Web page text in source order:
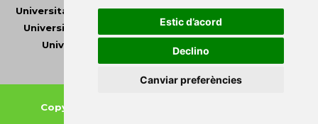
Estic d’acord
Declino
Canviar preferències
Universitat Pompeu Fabra•Universitat Ramon Llull
Universitat Rovira i Virgili
•Universitat de Sàsser
Universitat de València
• Universitat de Vic -
Universitat Central de Catalunya
Copyright © 2026